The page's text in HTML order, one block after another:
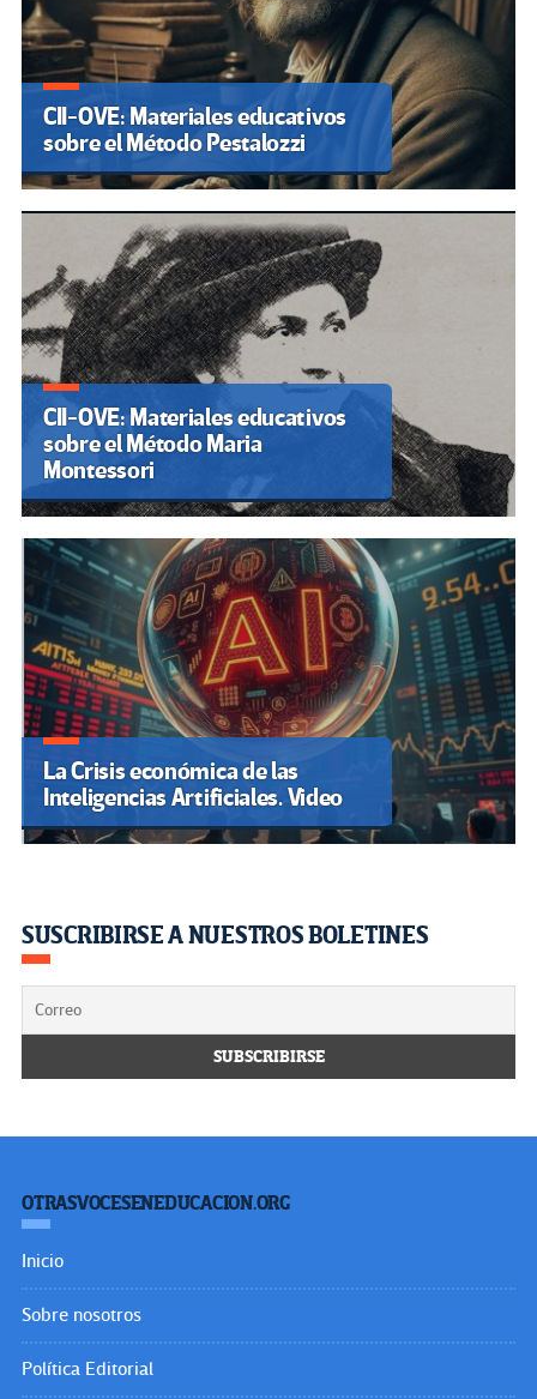
CII-OVE: Materiales educativos
sobre el Método Pestalozzi
CII-OVE: Materiales educativos
sobre el Método Maria
Montessori
La Crisis económica de las
Inteligencias Artificiales. Video
SUSCRIBIRSE A NUESTROS BOLETINES
OTRASVOCESENEDUCACION.ORG
Inicio
Sobre nosotros
Política Editorial